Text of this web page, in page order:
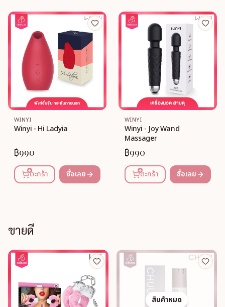
WINYI
Winyi - Hi Ladyia
฿990
ตะกร้า ซื้อเลย
WINYI
Winyi - Joy Wand
Massager
฿990
ตะกร้า ซื้อเลย
ขายดี
สินค้าหมด